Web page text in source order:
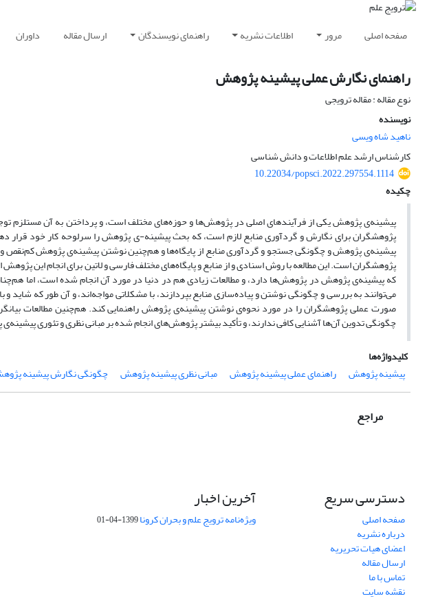
صفحه اصلی مرور اطلاعات نشریه راهنمای نویسندگان ارسال مقاله داوران
راهنمای نگارش عملی پیشینه پژوهش
نوع مقاله : مقاله ترویجی
نویسنده
ناهید شاه ویسی
کارشناس ارشد علم اطلاعات و دانش شناسی
10.22034/popsci.2022.297554.1114
چکیده
پیشینه‌‌‌ی پژوهش یکی از فرآیندهای اصلی در پژوهش‌ها و حوزه‌های مختلف است، و پرداختن به آن مستلزم
پژوهشگران برای نگارش و گردآوری منابع لازم است، که بحث پیشینه‌-ی پژوهش را سرلوحه کار خود قرار
پیشینه‌ی پژوهش و چگونگی جستجو و گردآوری منابع از پایگاه‌ها و هم‌چنین نوشتن پیشینه‌‌ی پژوهش کم‌نقص
پژوهشگران است. این مطالعه با روش اسنادی و از منابع و پایگاه‌های مختلف فارسی و لاتین برای انجام این
که پیشینه‌‌ی پژوهش در پژوهش‌ها دارد، و مطالعات زیادی هم در دنیا در مورد آن انجام شده است، اما
می‌توانند به بررسی و چگونگی نوشتن و پیاده‌سازی منابع بپردازند، با مشکلاتی مواجه‌اند، و آن طور که شاید
صورت عملی پژوهشگران را در مورد نحوه‌ی نوشتن پیشینه‌ی پژوهش راهنمایی کند. هم‌چنین مطالعات
چگونگی تدوین آن‌ها آشنایی کافی ندارند، و تأکید بیشتر پژوهش‌های انجام شده بر مبانی نظری و تئوری
کلیدواژه‌ها
پیشینه پژوهش
راهنمای عملی پیشینه پژوهش مبانی نظری پیشینه پژوهش چگونگی نگارش پیشینه
مراجع
دسترسی سریع
صفحه اصلی
درباره نشریه
اعضای هیات تحریریه
ارسال مقاله
تماس با ما
نقشه سایت
آخرین اخبار
ویژه‌نامه ترویج علم و بحران کرونا1399-04-01